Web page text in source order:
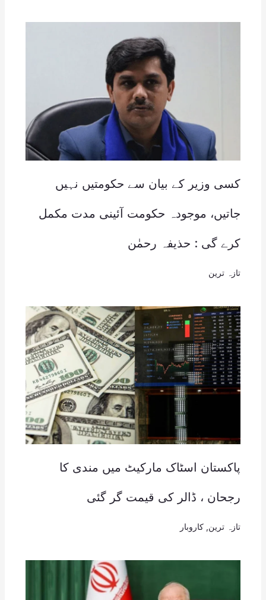
کسی وزیر کے بیان سے حکومتیں نہیں
جاتیں، موجودہ حکومت آئینی مدت مکمل
کرے گی : حذیفہ رحمٰن
تازہ ترین
پاکستان اسٹاک مارکیٹ میں مندی کا
رجحان ، ڈالر کی قیمت گر گئی
تازہ ترین کاروبار